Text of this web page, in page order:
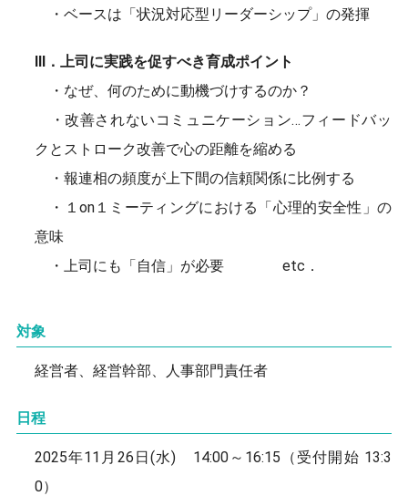
・ベースは「状況対応型リーダーシップ」の発揮
Ⅲ．上司に実践を促すべき育成ポイント
・なぜ、何のために動機づけするのか？
・改善されないコミュニケーション…フィードバッ
クとストローク改善で心の距離を縮める
・報連相の頻度が上下間の信頼関係に比例する
・１on１ミーティングにおける「心理的安全性」の
意味
・上司にも「自信」が必要 etc．
対象
経営者、経営幹部、人事部門責任者
日程
2025年11月26日(水) 14:00～16:15（受付開始 13:3
0）